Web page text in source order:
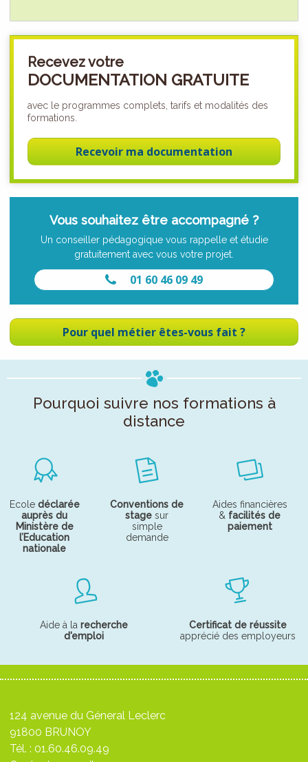
Recevez votre
DOCUMENTATION GRATUITE
avec le programmes complets, tarifs et modalités des
formations.
Recevoir ma documentation
Vous souhaitez être accompagné ?
Un conseiller pédagogique vous rappelle et étudie
gratuitement avec vous votre projet.
01 60 46 09 49
Pour quel métier êtes-vous fait ?
Pourquoi suivre nos formations à
distance
Ecole déclarée
auprès du
Ministère de
l’Education
nationale
Conventions de
stagesur
simple
demande
Aides financières
& facilités de
paiement
Aide à la recherche
d'emploi
Certificat de réussite
apprécié des employeurs
124 avenue du Géneral Leclerc
91800 BRUNOY
Tél. : 01.60.46.09.49